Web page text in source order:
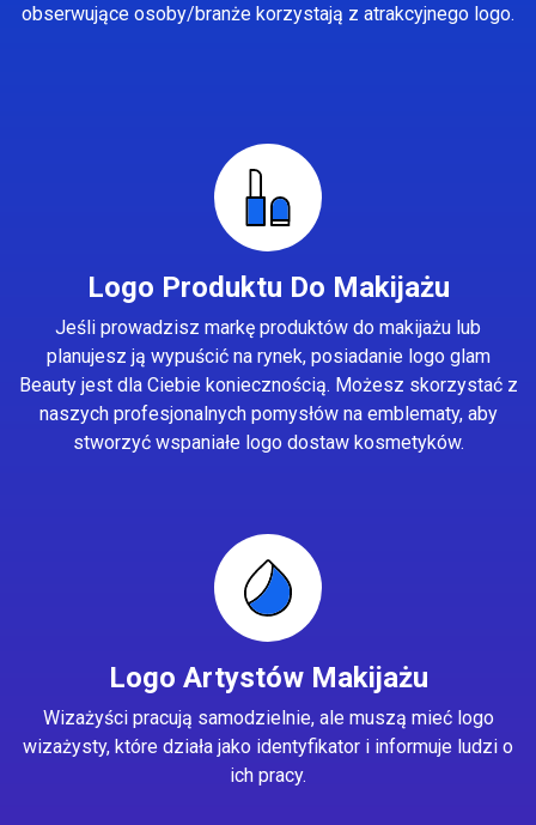
obserwujące osoby/branże korzystają z atrakcyjnego logo.
Logo Produktu Do Makijażu
Jeśli prowadzisz markę produktów do makijażu lub
planujesz ją wypuścić na rynek, posiadanie logo glam
Beauty jest dla Ciebie koniecznością. Możesz skorzystać z
naszych profesjonalnych pomysłów na emblematy, aby
stworzyć wspaniałe logo dostaw kosmetyków.
Logo Artystów Makijażu
Wizażyści pracują samodzielnie, ale muszą mieć logo
wizażysty, które działa jako identyfikator i informuje ludzi o
ich pracy.